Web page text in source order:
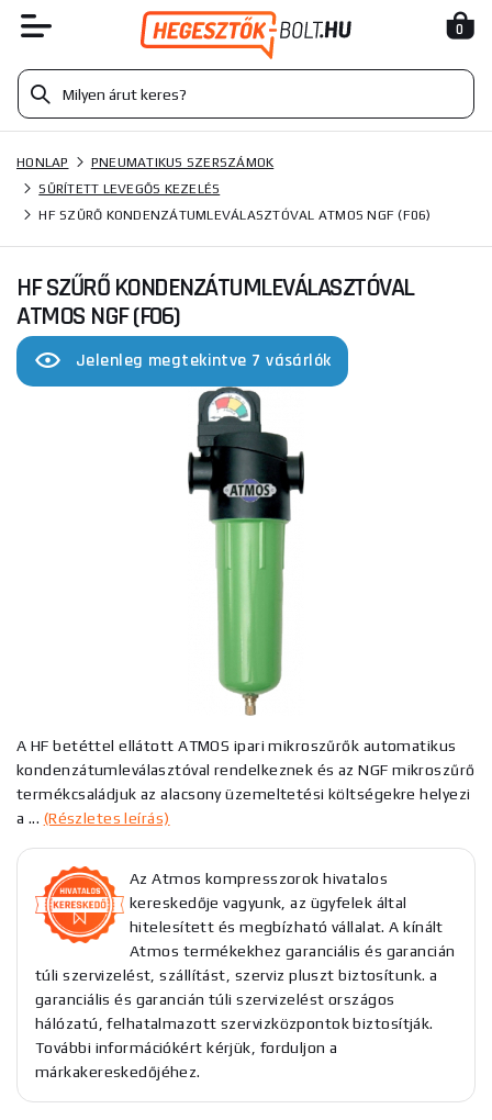
0
HONLAP
PNEUMATIKUS SZERSZÁMOK
SŰRÍTETT LEVEGŐS KEZELÉS
HF SZŰRŐ KONDENZÁTUMLEVÁLASZTÓVAL ATMOS NGF (F06)
HF SZŰRŐ KONDENZÁTUMLEVÁLASZTÓVAL
ATMOS NGF (F06)
Jelenleg megtekintve 7 vásárlók
A HF betéttel ellátott ATMOS ipari mikroszűrők automatikus
kondenzátumleválasztóval rendelkeznek és az NGF mikroszűrő
termékcsaládjuk az alacsony üzemeltetési költségekre helyezi
a ... (Részletes leírás)
Az Atmos kompresszorok hivatalos
kereskedője vagyunk, az ügyfelek által
hitelesített és megbízható vállalat. A kínált
Atmos termékekhez garanciális és garancián
túli szervizelést, szállítást, szerviz pluszt biztosítunk. a
garanciális és garancián túli szervizelést országos
hálózatú, felhatalmazott szervizközpontok biztosítják.
További információkért kérjük, forduljon a
márkakereskedőjéhez.